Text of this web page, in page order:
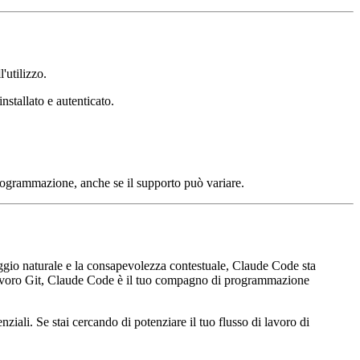
e autenticato.
anche se il supporto può variare.
naturale e la consapevolezza contestuale, Claude Code sta
Git, Claude Code è il tuo compagno di programmazione
Se stai cercando di potenziare il tuo flusso di lavoro di